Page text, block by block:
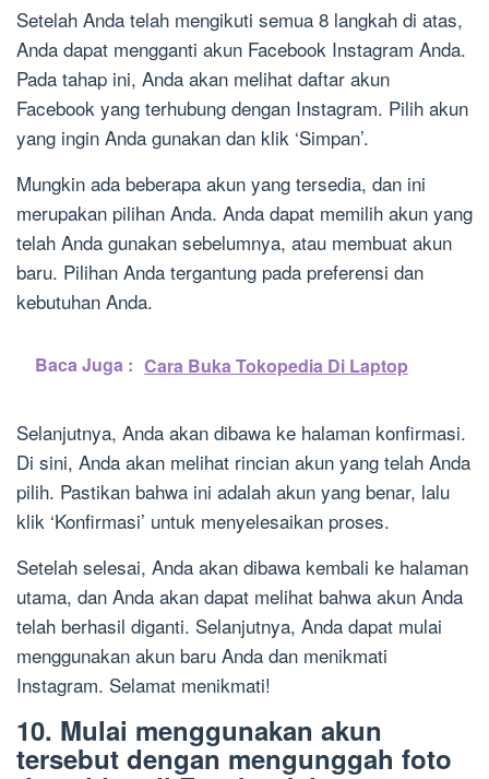
Setelah Anda telah mengikuti semua 8 langkah di atas,
Anda dapat mengganti akun Facebook Instagram Anda.
Pada tahap ini, Anda akan melihat daftar akun
Facebook yang terhubung dengan Instagram. Pilih akun
yang ingin Anda gunakan dan klik ‘Simpan’.
Mungkin ada beberapa akun yang tersedia, dan ini
merupakan pilihan Anda. Anda dapat memilih akun yang
telah Anda gunakan sebelumnya, atau membuat akun
baru. Pilihan Anda tergantung pada preferensi dan
kebutuhan Anda.
Baca Juga : Cara Buka Tokopedia Di Laptop
Selanjutnya, Anda akan dibawa ke halaman konfirmasi.
Di sini, Anda akan melihat rincian akun yang telah Anda
pilih. Pastikan bahwa ini adalah akun yang benar, lalu
klik ‘Konfirmasi’ untuk menyelesaikan proses.
Setelah selesai, Anda akan dibawa kembali ke halaman
utama, dan Anda akan dapat melihat bahwa akun Anda
telah berhasil diganti. Selanjutnya, Anda dapat mulai
menggunakan akun baru Anda dan menikmati
Instagram. Selamat menikmati!
10. Mulai menggunakan akun
tersebut dengan mengunggah foto